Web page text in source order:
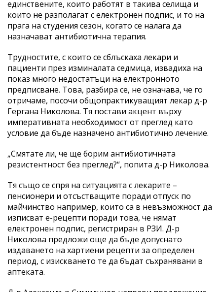
единствените, които работят в такива селища и
които не разполагат с електронен подпис, и то на
прага на студения сезон, когато се налага да
назначават антибиотична терапия.
Трудностите, с които се сблъскаха лекари и
пациенти през изминалата седмица, извадиха на
показ много недостатъци на електронното
предписване. Това, разбира се, не означава, че го
отричаме, посочи общопрактикуващият лекар д-р
Гергана Николова. Тя постави акцент върху
императивната необходимост от преглед като
условие да бъде назначено антибиотично лечение.
„Смятате ли, че ще борим антибиотичната
резистентност без преглед?“, попита д-р Николова.
Тя също се спря на ситуацията с лекарите –
пенсионери и отсъстващите поради отпуск по
майчинство например, които са в невъзможност да
изписват е-рецепти поради това, че нямат
електронен подпис, регистриран в РЗИ. Д-р
Николова предложи още да бъде допуснато
издаването на хартиени рецепти за определен
период, с изискването те да бъдат съхранявани в
аптеката.